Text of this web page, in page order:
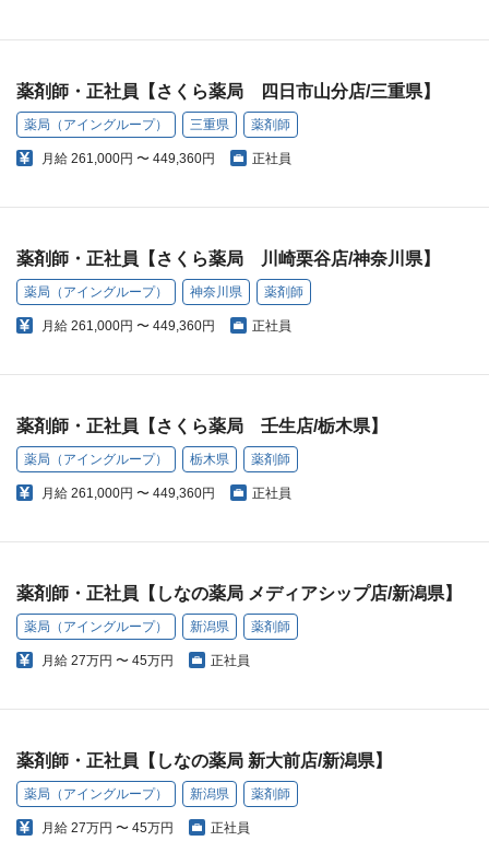
薬剤師・正社員【さくら薬局 四日市山分店/三重県】
薬局（アイングループ） 三重県 薬剤師
月給 261,000円 〜 449,360円 正社員
薬剤師・正社員【さくら薬局 川崎栗谷店/神奈川県】
薬局（アイングループ） 神奈川県 薬剤師
月給 261,000円 〜 449,360円 正社員
薬剤師・正社員【さくら薬局 壬生店/栃木県】
薬局（アイングループ） 栃木県 薬剤師
月給 261,000円 〜 449,360円 正社員
薬剤師・正社員【しなの薬局 メディアシップ店/新潟県】
薬局（アイングループ） 新潟県 薬剤師
月給 27万円 〜 45万円 正社員
薬剤師・正社員【しなの薬局 新大前店/新潟県】
薬局（アイングループ） 新潟県 薬剤師
月給 27万円 〜 45万円 正社員